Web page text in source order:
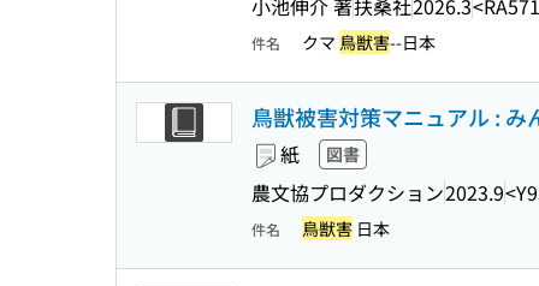
件名 クマ 鳥獣害--日本
鳥獣被害対策マニュアル : み
紙 図書
農文協プロダクション2023.9
件名 鳥獣害 日本